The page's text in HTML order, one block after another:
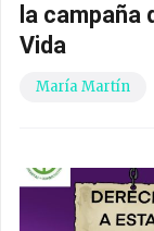
la campaña
Vida
María Martín